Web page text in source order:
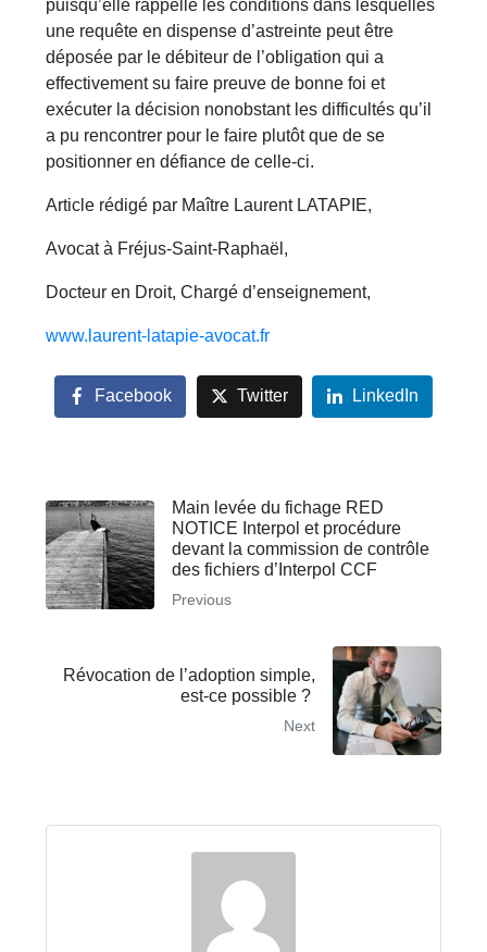
puisqu’elle rappelle les conditions dans lesquelles
une requête en dispense d’astreinte peut être
déposée par le débiteur de l’obligation qui a
effectivement su faire preuve de bonne foi et
exécuter la décision nonobstant les difficultés qu’il
a pu rencontrer pour le faire plutôt que de se
positionner en défiance de celle-ci.
Article rédigé par Maître Laurent LATAPIE,
Avocat à Fréjus-Saint-Raphaël,
Docteur en Droit, Chargé d’enseignement,
www.laurent-latapie-avocat.fr
Facebook Twitter LinkedIn
Main levée du fichage RED
NOTICE Interpol et procédure
devant la commission de contrôle
des fichiers d’Interpol CCF
Previous
Révocation de l’adoption simple,
est-ce possible ?
Next